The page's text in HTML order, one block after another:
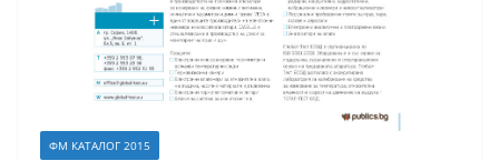
ФМ КАТАЛОГ 2015